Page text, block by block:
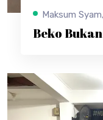
Maksum
Beko